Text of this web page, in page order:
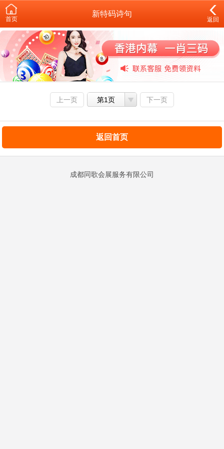
首页
新特码诗句
返回
上一页 第1页 下一页
返回首页
成都同歌会展服务有限公司